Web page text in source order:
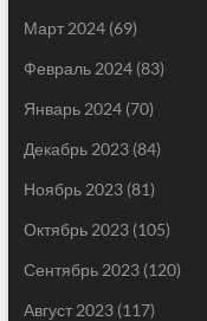
Март 2024(69)
Февраль 2024(83)
Январь 2024(70)
Декабрь 2023(84)
Ноябрь 2023(81)
Октябрь 2023(105)
Сентябрь 2023(120)
Август 2023(117)